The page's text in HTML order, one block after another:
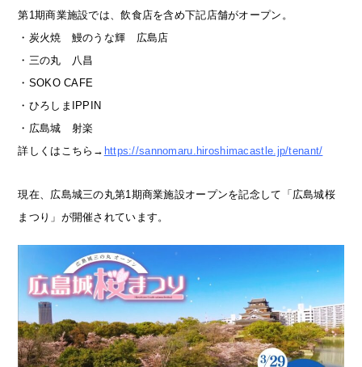
第1期商業施設では、飲食店を含め下記店舗がオープン。
・炭火焼 鰻のうな輝 広島店
・三の丸 八昌
・SOKO CAFE
・ひろしまIPPIN
・広島城 射楽
詳しくはこちら→ https://sannomaru.hiroshimacastle.jp/tenant/
現在、広島城三の丸第1期商業施設オープンを記念して「広島城桜
まつり」が開催されています。